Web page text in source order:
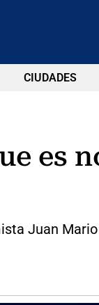
CIUDADES
es
Juan